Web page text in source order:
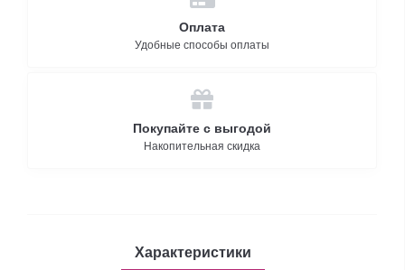
Оплата
Удобные способы оплаты
Покупайте с выгодой
Накопительная скидка
Характеристики